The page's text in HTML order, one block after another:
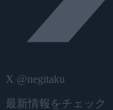
X @negitaku
最新情報をチェック